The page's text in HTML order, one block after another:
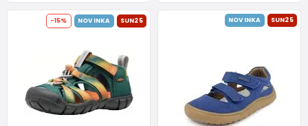
-15% NOVINKA SUN25 NOVINKA SUN25